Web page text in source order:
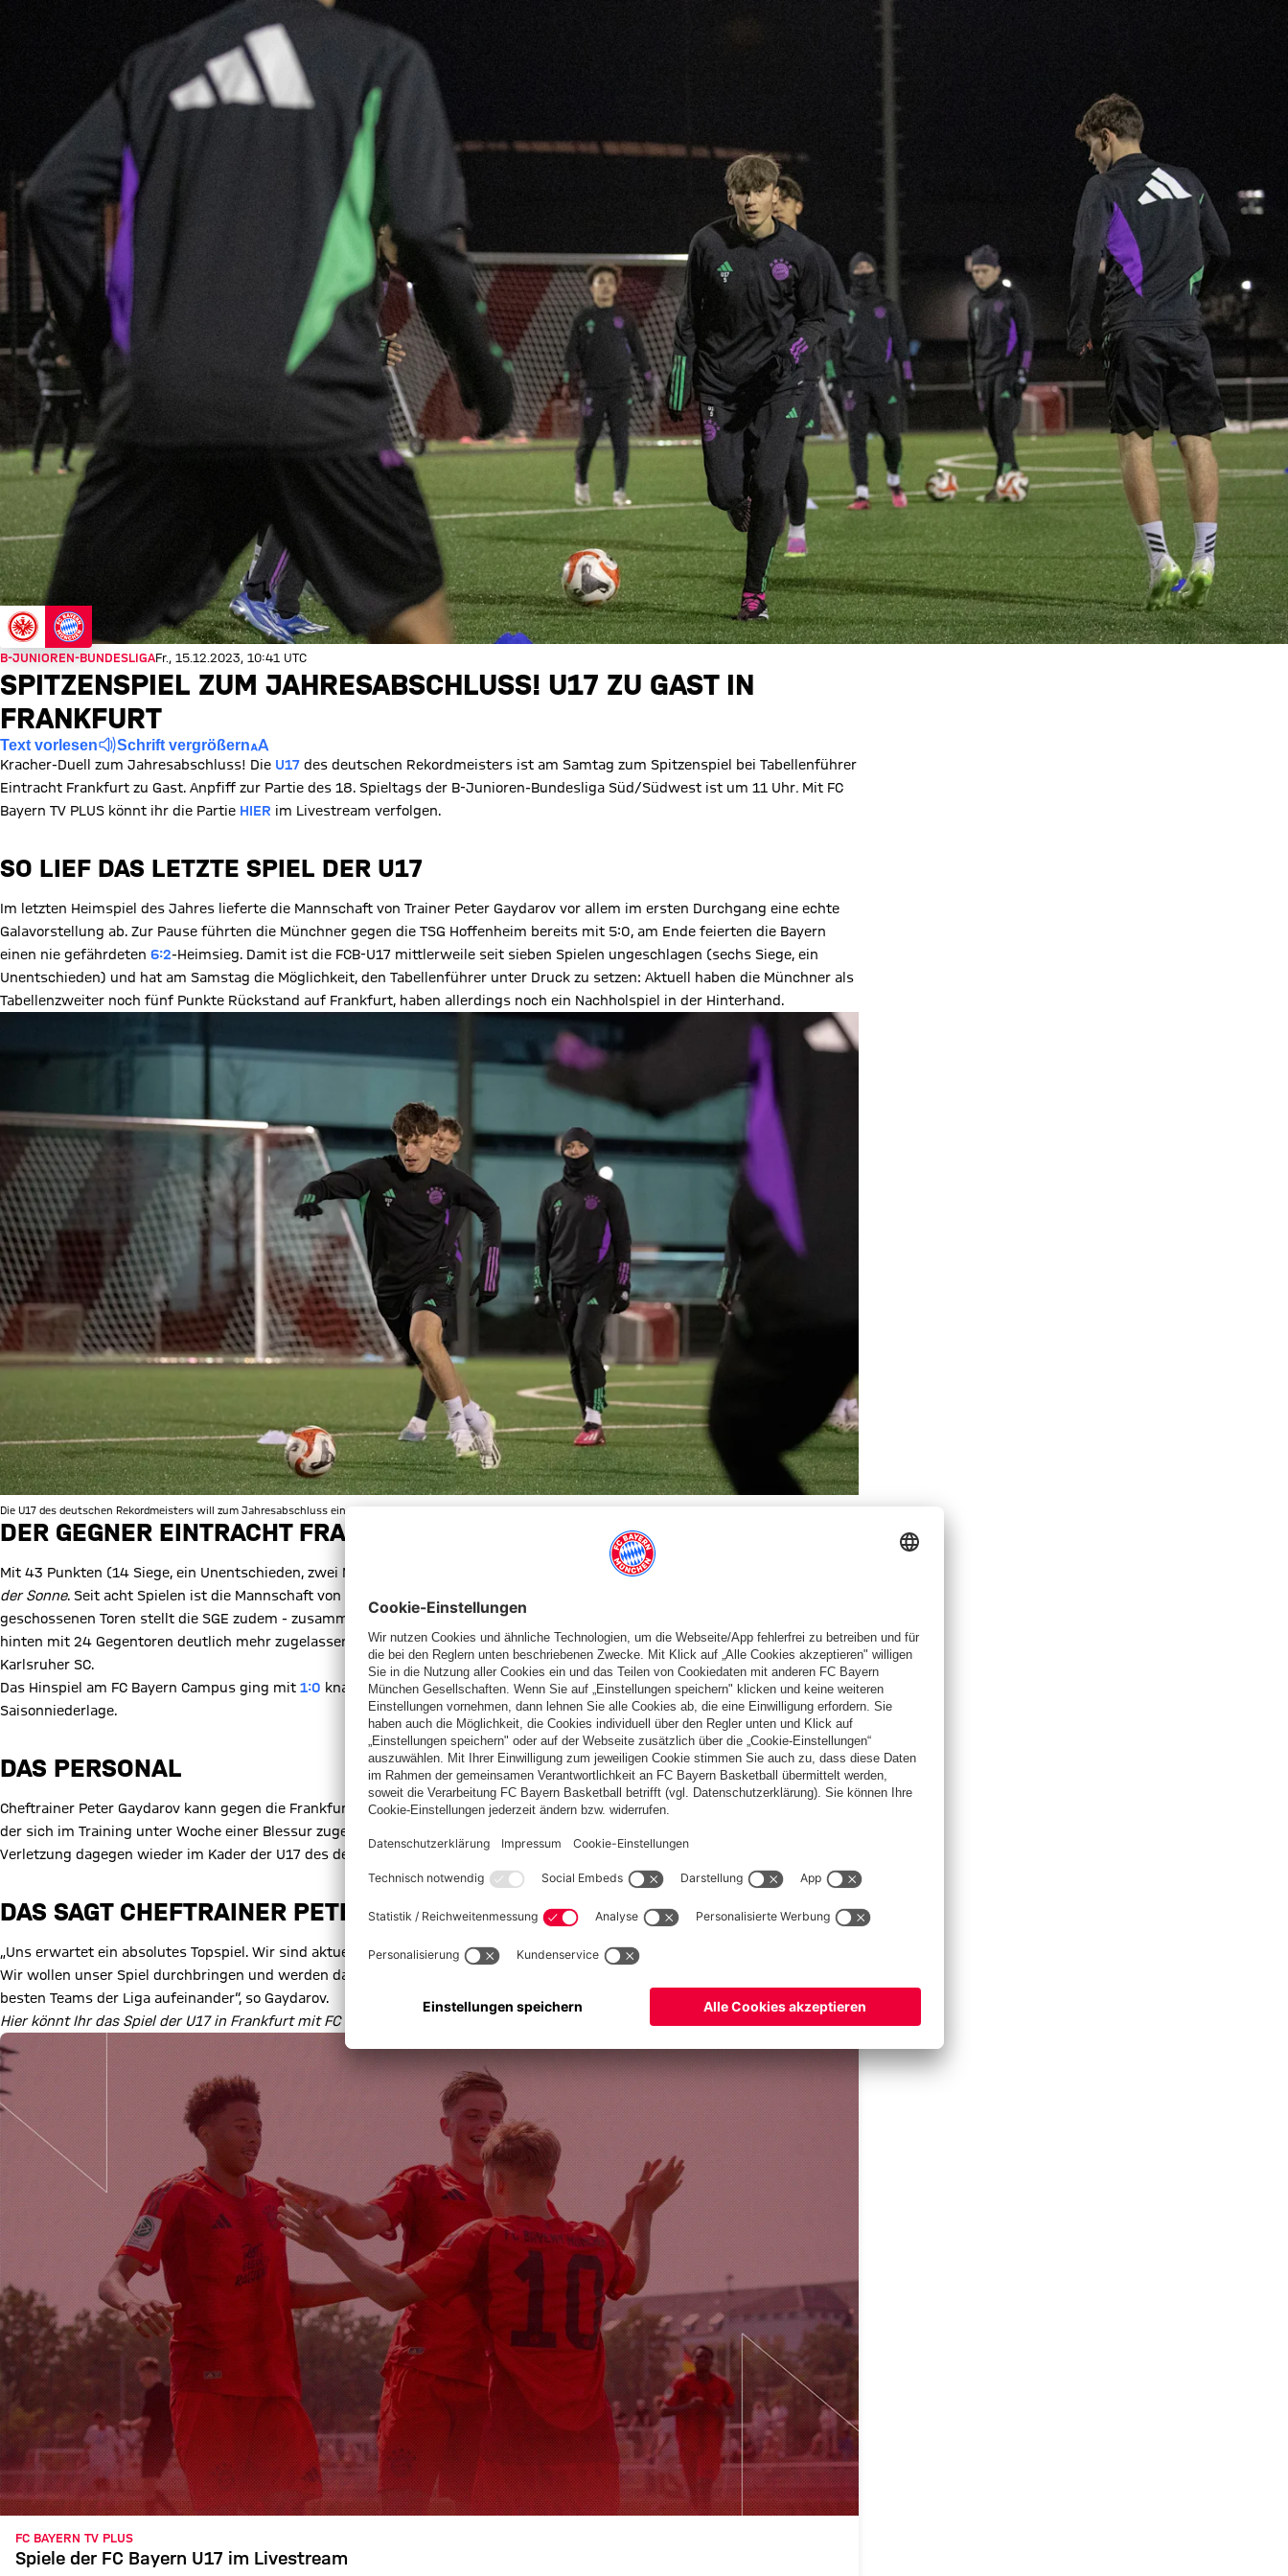
B-JUNIOREN-BUNDESLIGAFr., 15.12.2023, 10:41 UTC
SPITZENSPIEL ZUM JAHRESABSCHLUSS! U17 ZU GAST IN
FRANKFURT
Text vorlesen Schrift vergrößern
Kracher-Duell zum Jahresabschluss! Die U17 des deutschen Rekordmeisters ist am Samtag zum Spitzenspiel bei Tabellenführer
Eintracht Frankfurt zu Gast. Anpfiff zur Partie des 18. Spieltags der B-Junioren-Bundesliga Süd/Südwest ist um 11 Uhr. Mit FC
Bayern TV PLUS könnt ihr die Partie HIER im Livestream verfolgen.
SO LIEF DAS LETZTE SPIEL DER U17
Im letzten Heimspiel des Jahres lieferte die Mannschaft von Trainer Peter Gaydarov vor allem im ersten Durchgang eine echte
Galavorstellung ab. Zur Pause führten die Münchner gegen die TSG Hoffenheim bereits mit 5:0, am Ende feierten die Bayern
einen nie gefährdeten 6:2-Heimsieg. Damit ist die FCB-U17 mittlerweile seit sieben Spielen ungeschlagen (sechs Siege, ein
Unentschieden) und hat am Samstag die Möglichkeit, den Tabellenführer unter Druck zu setzen: Aktuell haben die Münchner als
Tabellenzweiter noch fünf Punkte Rückstand auf Frankfurt, haben allerdings noch ein Nachholspiel in der Hinterhand.
Die U17 des deutschen Rekordmeisters will zum Jahresabschluss einen Dreier im Topspiel gegen die Frankfurter Eintracht einfahren.
DER GEGNER EINTRACHT FRANKFURT
Mit 43 Punkten (14 Siege, ein Unentschieden, zwei Niederlagen) grüßen die Frankfurter nach 17 Spielen vom begehrten
der Sonne. Seit acht Spielen ist die Mannschaft von Trainer Sebastian Haag dabei ungeschlagen (sieben Siege). Mit 53
geschossenen Toren stellt die SGE zudem - zusammen mit dem VfB Stuttgart - die beste Offensive der Liga (FCB: 50), hat aber
hinten mit 24 Gegentoren deutlich mehr zugelassen als die Münchner (11). Zuletzt holte die Eintracht einen 2:1-Sieg beim
Karlsruher SC.
Das Hinspiel am FC Bayern Campus ging mit 1:0 knapp an die Frankfurter, für die Münchner war dies am 5. Spieltag die erste
Saisonniederlage.
DAS PERSONAL
Cheftrainer Peter Gaydarov kann gegen die Frankfurter Eintracht nahezu aus dem Vollen schöpfen. Einzig
der sich im Training unter Woche einer Blessur zugezogen hat, steht nicht zur verfügung.
Verletzung dagegen wieder im Kader der U17 des deutschen Rekordmeisters.
DAS SAGT CHEFTRAINER PETER GAYDAROV
„Uns erwartet ein absolutes Topspiel. Wir sind aktuell in der Position des Jägers, da wir ein paar Punkte hinter Frankfurt stehen.
Wir wollen unser Spiel durchbringen und werden daher nicht großartig etwas ändern. In meinen Augen treffen die beiden
besten Teams der Liga aufeinander“, so Gaydarov.
Hier könnt Ihr das Spiel der U17 in Frankfurt mit FC Bayern TV PLUS live streamen:
FC BAYERN TV PLUS
Spiele der FC Bayern U17 im Livestream